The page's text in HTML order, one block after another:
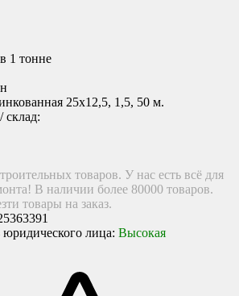
1 тонне
склад:
товаров. У нас есть всё для
В наличии более 80000 товаров.
товары на заказ.
лица: Высокая